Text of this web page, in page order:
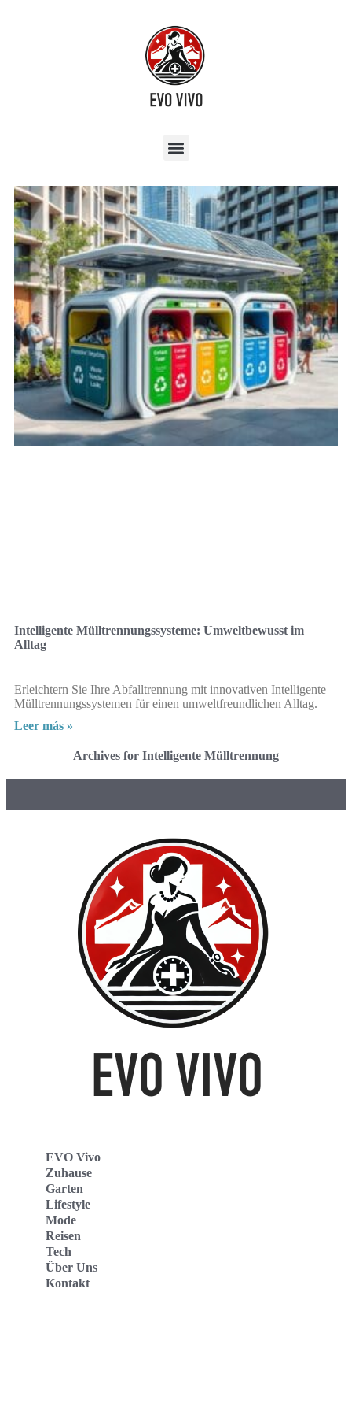
Intelligente Mülltrennungssysteme: Umweltbewusst im
Alltag
Erleichtern Sie Ihre Abfalltrennung mit innovativen Intelligente
Mülltrennungssystemen für einen umweltfreundlichen Alltag.
Leer más »
Archives for Intelligente Mülltrennung
EVO Vivo
Zuhause
Garten
Lifestyle
Mode
Reisen
Tech
Über Uns
Kontakt